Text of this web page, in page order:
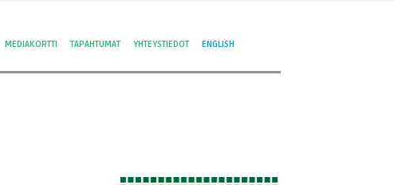
MEDIAKORTTI TAPAHTUMAT YHTEYSTIEDOT ENGLISH